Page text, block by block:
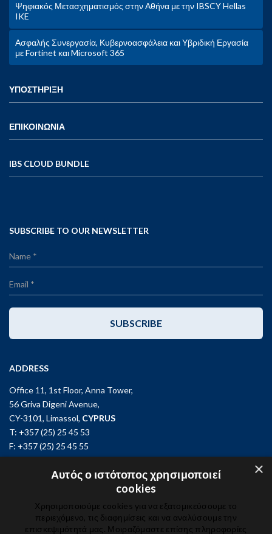
Ψηφιακός Μετασχηματισμός στην Αθήνα με την IBSCY Hellas
IKE
Ασφαλής Συνεργασία, Κυβερνοασφάλεια και Υβριδική Εργασία
με Fortinet και Microsoft 365
ΥΠΟΣΤΗΡΙΞΗ
ΕΠΙΚΟΙΝΩΝΙΑ
IBS CLOUD BUNDLE
SUBSCRIBE TO OUR NEWSLETTER
SUBSCRIBE
ADDRESS
Office 11, 1st Floor, Anna Tower,
56 Griva Digeni Avenue,
CY-3101, Limassol, CYPRUS
T: +357 (25) 25 45 53
F: +357 (25) 25 45 55
Office 3, Kifisias and Fokidos 3,
×
Αυτός ο ιστότοπος χρησιμοποιεί
cookies
Χρησιμοποιούμε cookies για να εξατομικεύσουμε το
περιεχόμενο, τις διαφημίσεις και να αναλύσουμε την
επισκεψιμότητά μας. Μοιραζόμαστε επίσης πληροφορίες